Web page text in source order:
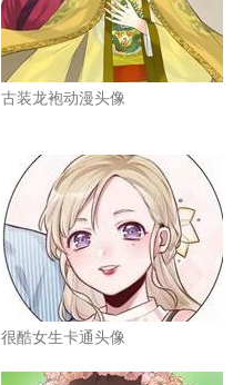
古装龙袍动漫头像
很酷女生卡通头像